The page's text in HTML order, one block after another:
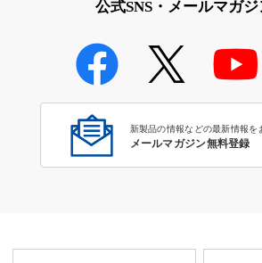
公式SNS・メールマガ
新製品の情報などの最新情報を
メールマガジン無料登録